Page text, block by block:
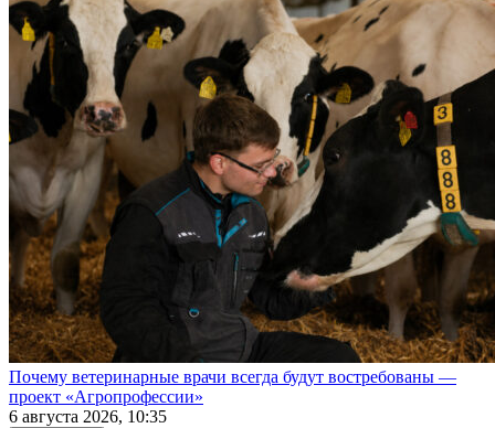
Почему ветеринарные врачи всегда будут востребованы —
проект «Агропрофессии»
6 августа 2026, 10:35